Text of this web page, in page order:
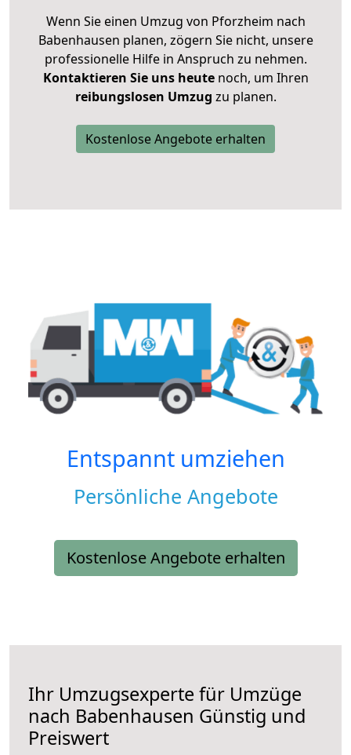
Wenn Sie einen Umzug von Pforzheim nach
Babenhausen planen, zögern Sie nicht, unsere
professionelle Hilfe in Anspruch zu nehmen.
Kontaktieren Sie uns heutenoch, um Ihren
reibungslosen Umzug zu planen.
Kostenlose Angebote erhalten
Entspannt umziehen
Persönliche Angebote
Kostenlose Angebote erhalten
Ihr Umzugsexperte für Umzüge
nach Babenhausen Günstig und
Preiswert